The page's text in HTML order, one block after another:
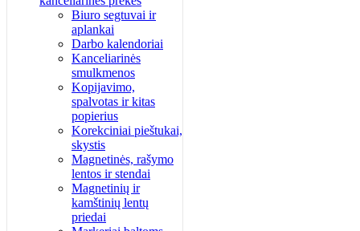
Biuro segtuvai ir
aplankai
Darbo kalendoriai
Kanceliarinės
smulkmenos
Kopijavimo,
spalvotas ir kitas
popierius
Korekciniai pieštukai,
skystis
Magnetinės, rašymo
lentos ir stendai
Magnetinių ir
kamštinių lentų
priedai